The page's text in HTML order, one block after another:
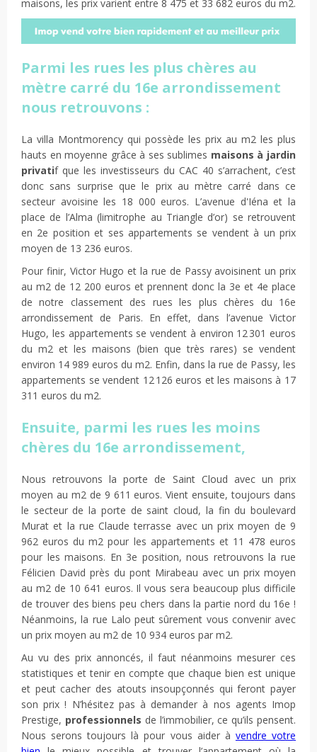
maisons, les prix varient entre 8 475 et 33 682 euros du m2.
Parmi les rues les plus chères au
mètre carré du 16e arrondissement
nous retrouvons :
La villa Montmorency qui possède les prix au m2 les plus
hauts en moyenne grâce à ses sublimes maisons à jardin
privatif que les investisseurs du CAC 40 s’arrachent, c’est
donc sans surprise que le prix au mètre carré dans ce
secteur avoisine les 18 000 euros. L’avenue d'Iéna et la
place de l’Alma (limitrophe au Triangle d’or) se retrouvent
en 2e position et ses appartements se vendent à un prix
moyen de 13 236 euros.
Pour finir, Victor Hugo et la rue de Passy avoisinent un prix
au m2 de 12 200 euros et prennent donc la 3e et 4e place
de notre classement des rues les plus chères du 16e
arrondissement de Paris. En effet, dans l’avenue Victor
Hugo, les appartements se vendent à environ 12 301 euros
du m2 et les maisons (bien que très rares) se vendent
environ 14 989 euros du m2. Enfin, dans la rue de Passy, les
appartements se vendent 12 126 euros et les maisons à 17
311 euros du m2.
Ensuite, parmi les rues les moins
chères du 16e arrondissement,
Nous retrouvons la porte de Saint Cloud avec un prix
moyen au m2 de 9 611 euros. Vient ensuite, toujours dans
le secteur de la porte de saint cloud, la fin du boulevard
Murat et la rue Claude terrasse avec un prix moyen de 9
962 euros du m2 pour les appartements et 11 478 euros
pour les maisons. En 3e position, nous retrouvons la rue
Félicien David près du pont Mirabeau avec un prix moyen
au m2 de 10 641 euros. Il vous sera beaucoup plus difficile
de trouver des biens peu chers dans la partie nord du 16e !
Néanmoins, la rue Lalo peut sûrement vous convenir avec
un prix moyen au m2 de 10 934 euros par m2.
Au vu des prix annoncés, il faut néanmoins mesurer ces
statistiques et tenir en compte que chaque bien est unique
et peut cacher des atouts insoupçonnés qui feront payer
son prix ! N’hésitez pas à demander à nos agents Imop
Prestige, professionnels de l’immobilier, ce qu’ils pensent.
Nous serons toujours là pour vous aider à vendre votre